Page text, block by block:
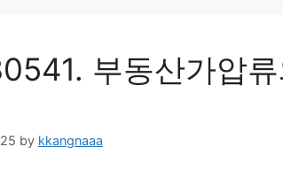
부동산가압
by kkangnaaa